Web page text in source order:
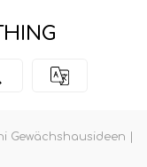
Gewächshausideen |